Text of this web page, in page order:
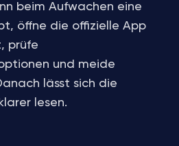
beim Aufwachen eine
öffne die offizielle App
prüfe
und meide
lässt sich die
lesen.